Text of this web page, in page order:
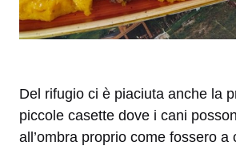
Del rifugio ci è piaciuta anche la
piccole casette dove i cani
all’ombra proprio come fossero a